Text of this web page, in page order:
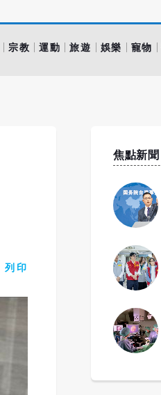
宗教 運動 旅遊 娛樂 寵物
列印
焦點新聞